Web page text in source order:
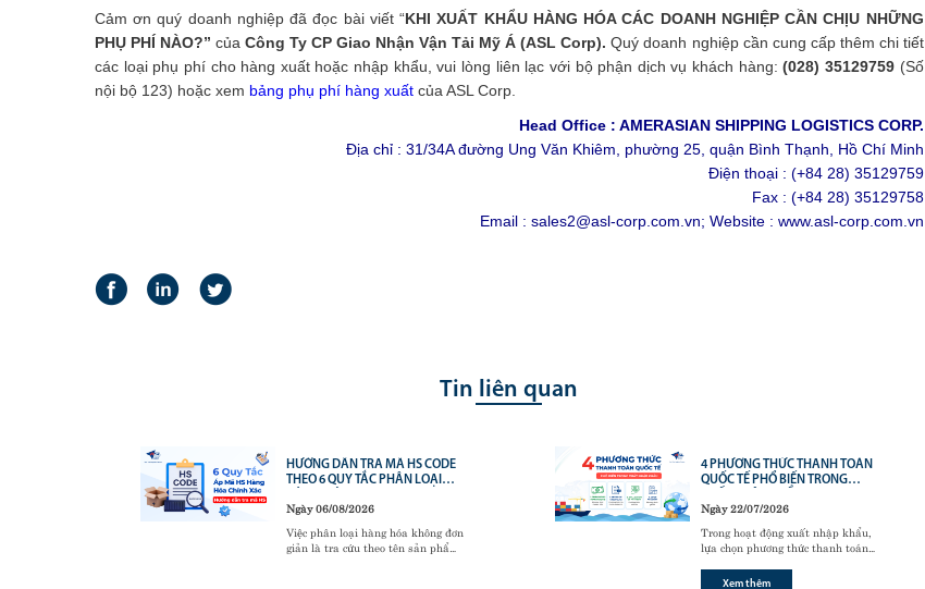
Cảm ơn quý doanh nghiệp đã đọc bài viết “KHI XUẤT KHẨU HÀNG HÓA CÁC DOANH NGHIỆP CẦN CHỊU NHỮNG
PHỤ PHÍ NÀO?” củaCông Ty CP Giao Nhận Vận Tải Mỹ Á (ASL Corp).Quý doanh nghiệp cần cung cấp thêm chi tiết
các loại phụ phí cho hàng xuất hoặc nhập khẩu, vui lòng liên lạc với bộ phận dịch vụ khách hàng:(028) 35129759 (Số
nội bộ 123) hoặc xem bảng phụ phí hàng xuất của ASL Corp.
Head Office : AMERASIAN SHIPPING LOGISTICS CORP.
Địa chỉ : 31/34A đường Ung Văn Khiêm, phường 25, quận Bình Thạnh, Hồ Chí Minh
Điện thoại : (+84 28) 35129759
Fax : (+84 28) 35129758
Email : sales2@asl-corp.com.vn; Website : www.asl-corp.com.vn
Tin liên quan
HƯỚNG DẪN TRA MÃ HS CODE
THEO 6 QUY TẮC PHÂN LOẠI
Ngày 06/08/2026
Việc phân loại hàng hóa không đơn
giản là tra cứu theo tên sản phẩm
4 PHƯƠNG THỨC THANH TOÁN
QUỐC TẾ PHỔ BIẾN TRONG
Ngày 22/07/2026
Trong hoạt động xuất nhập khẩu,
lựa chọn phương thức thanh toán
trọng giúp doanh nghiệp đảm bảo
Xem thêm